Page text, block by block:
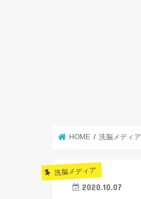
HOME 洗脳メディア
洗脳メディア
2020.10.07